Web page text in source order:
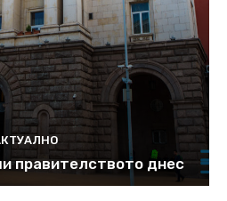
правителството днес